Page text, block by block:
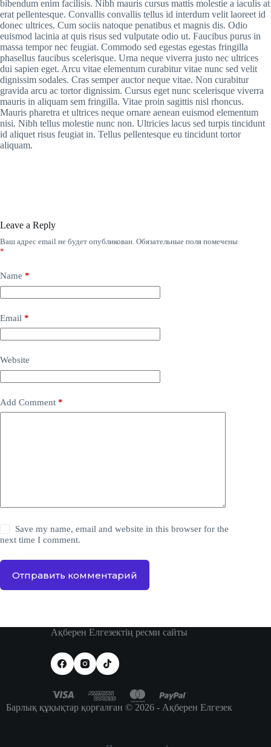
bibendum enim facilisis. Nibh mauris cursus mattis molestie a iaculis at
erat pellentesque. Convallis convallis tellus id interdum velit laoreet id
donec ultrices. Cum sociis natoque penatibus et magnis dis. Odio
euismod lacinia at quis risus sed vulputate odio ut. Faucibus purus in
massa tempor nec feugiat. Commodo sed egestas egestas fringilla
phasellus faucibus scelerisque. Urna neque viverra justo nec ultrices
dui sapien eget. Arcu vitae elementum curabitur vitae nunc sed velit
dignissim sodales. Cras semper auctor neque vitae. Non curabitur
gravida arcu ac tortor dignissim. Cursus eget nunc scelerisque viverra
mauris in aliquam sem fringilla. Vitae proin sagittis nisl rhoncus.
Mauris pharetra et ultrices neque ornare aenean euismod elementum
nisi. Nibh tellus molestie nunc non. Ultricies lacus sed turpis tincidunt
id aliquet risus feugiat in. Tellus pellentesque eu tincidunt tortor
aliquam.
Leave a Reply
Ваш адрес email не будет опубликован. Обязательные поля помечены
*
Name *
Email *
Website
Add Comment *
Save my name, email and website in this browser for the
next time I comment.
Отправить комментарий
Ақберен Елгезектің ресми сайты
Барлық құқықтар қорғалған © 2026 - Ақберен Елгезек